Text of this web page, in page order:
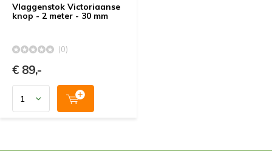
Vlaggenstok Victoriaanse
knop - 2 meter - 30 mm
(0)
€ 89,-